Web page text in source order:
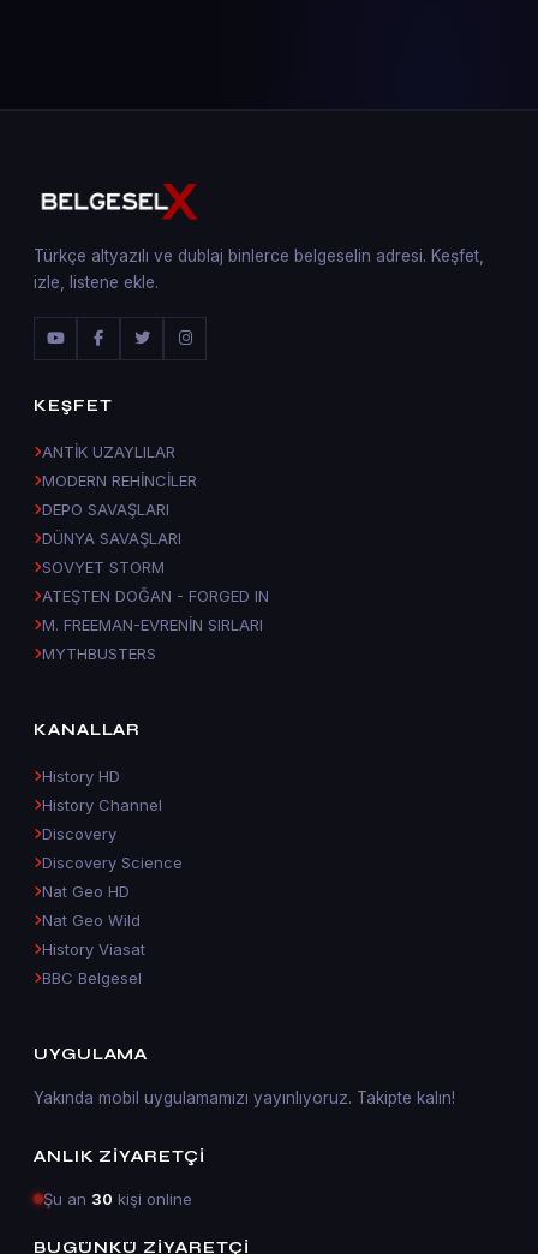
Türkçe altyazılı ve dublaj binlerce belgeselin adresi. Keşfet,
izle, listene ekle.
KEŞFET
ANTİK UZAYLILAR
MODERN REHİNCİLER
DEPO SAVAŞLARI
DÜNYA SAVAŞLARI
SOVYET STORM
ATEŞTEN DOĞAN - FORGED IN
M. FREEMAN-EVRENİN SIRLARI
MYTHBUSTERS
KANALLAR
History HD
History Channel
Discovery
Discovery Science
Nat Geo HD
Nat Geo Wild
History Viasat
BBC Belgesel
UYGULAMA
Yakında mobil uygulamamızı yayınlıyoruz. Takipte kalın!
ANLIK ZIYARETÇI
Şu an 30 kişi online
BUGÜNKÜ ZIYARETÇI